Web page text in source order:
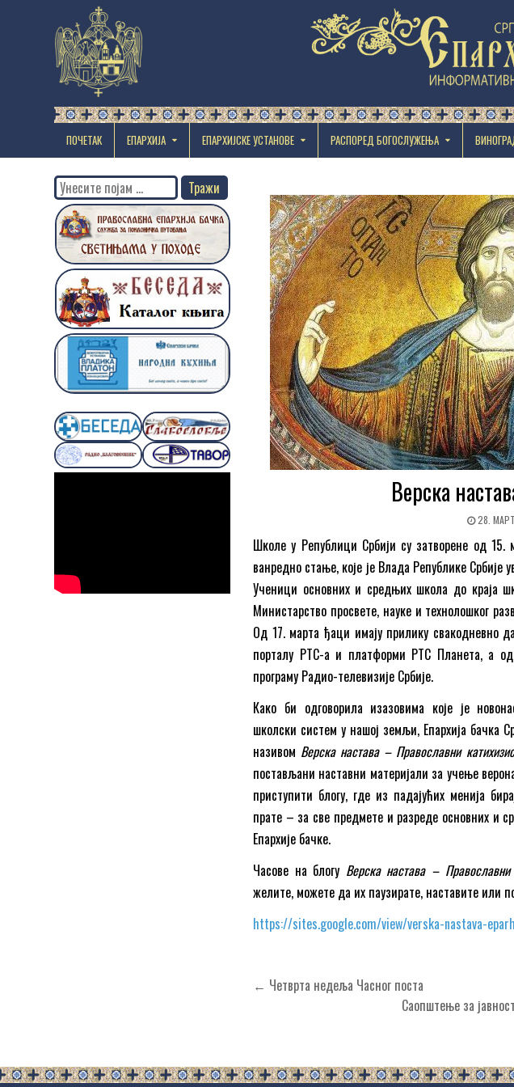
ПОЧЕТАК ЕПАРХИЈА EПАРХИЈСКЕ УСТАНОВЕ РАСПОРЕД БОГОСЛУЖЕЊА
Верска
28.
Школе у Републици Србији су затворене од
ванредно стање, које је Влада Републике
Ученици основних и средњих школа до краја
Министарство просвете, науке и технолошког
Од 17. марта ђаци имају прилику свакодневно
порталу РТС-а и платформи РТС Планета, а
програму Радио-телевизије Србије.
Како би одговорила изазовима које је
школски систем у нашој земљи, Епархија бачка
називом Верска настава – Православни катихизис
постављани наставни материјали за учење
приступити блогу, где из падајућих менија
прате – за све предмете и разреде основних и
Епархије бачке.
Часове на блогу Верска настава – Православни
желите, можете да их паузирате, наставите или
https://sites.google.com/view/verska-nastava-
Кретање
← Четврта недеља Часног поста
Саопштење за
Search
for: